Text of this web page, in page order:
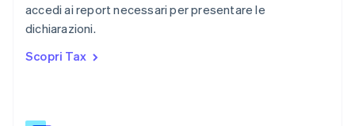
accedi ai report necessari per presentare le
dichiarazioni.
Scopri Tax
RAS di Hong Kong, Cina
English简体中文
Regno Unito
English